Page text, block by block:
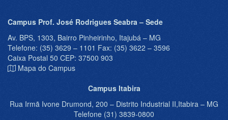
Campus Prof. José Rodrigues Seabra – Sede
Av. BPS, 1303, Bairro Pinheirinho, Itajubá – MG
Telefone: (35) 3629 – 1101 Fax: (35) 3622 – 3596
Caixa Postal 50 CEP: 37500 903
Mapa do Campus
Campus Itabira
Rua Irmã Ivone Drumond, 200 – Distrito Industrial II,Itabira – MG
Telefone (31) 3839-0800